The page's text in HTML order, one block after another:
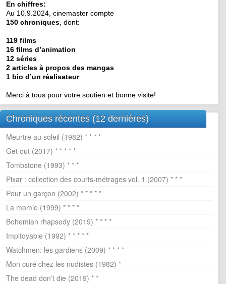
En chiffres:
Au 10.9.2024, cinemaster compte
150 chroniques , dont:
119 films
16 films d’animation
12 séries
2 articles à propos des mangas
1 bio d’un réalisateur
Merci à tous pour votre soutien et bonne visite!
Chroniques récentes (12 dernières)
Meurtre au soleil (1982) * * * *
Get out (2017) * * * * *
Tombstone (1993) * * *
Pixar : collection des courts-métrages vol. 1 (2007) * * *
Pour un garçon (2002) * * * * *
La momie (1999) * * * *
Bohemian rhapsody (2019) * * * *
Impitoyable (1992) * * * * *
Watchmen: les gardiens (2009) * * * *
Mon curé chez les nudistes (1982) *
The dead don’t die (2019) * *